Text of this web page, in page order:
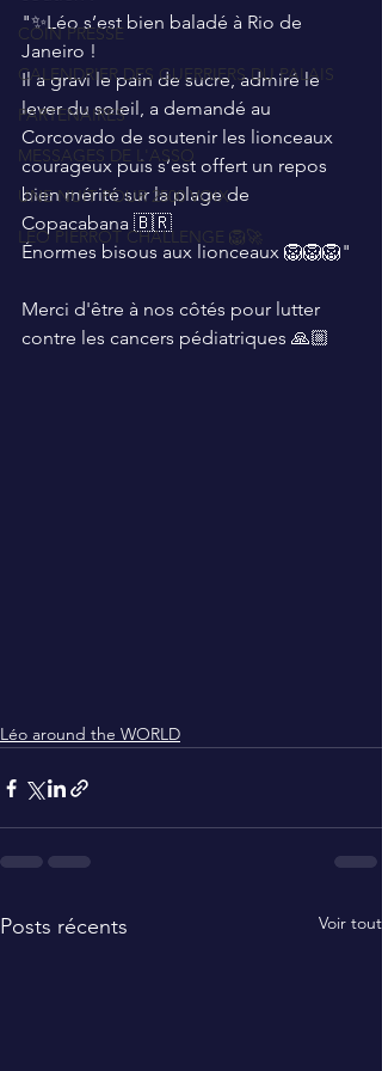
COIN PRESSE
CALENDRIER DES GUERRIERS DU PALAIS
PARTENAIRES
MESSAGES DE L'ASSO
UNE NUIT POUR 2500 VOIX
LEO PIERROT CHALLENGE 🦁🚀
"✨️Léo s’est bien baladé à Rio de
Janeiro !
Il a gravi le pain de sucre, admiré le
lever du soleil, a demandé au
Corcovado de soutenir les lionceaux
courageux puis s’est offert un repos
bien mérité sur la plage de
Copacabana 🇧🇷
Énormes bisous aux lionceaux 🦁🦁🦁"
Merci d'être à nos côtés pour lutter
contre les cancers pédiatriques 🙏🏼
Léo around the WORLD
Posts récents Voir tout